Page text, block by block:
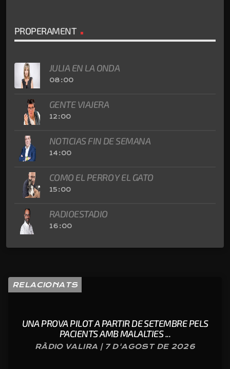
PROPERAMENT
JULIA EN LA ONDA
08:00
GENTE VIAJERA
12:00
NOTICIAS FIN DE SEMANA
14:00
COMO EL PERRO Y EL GATO
15:00
RADIOESTADIO
16:00
RELACIONATS
UNA PROVA PILOT A PARTIR DE SETEMBRE PELS
PACIENTS AMB MALALTIES ...
RÀDIO VALIRA | 7 D'AGOST DE 2026